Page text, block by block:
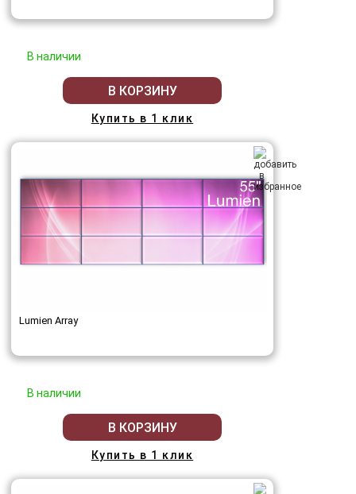
В наличии
В КОРЗИНУ
Купить в 1 клик
Lumien Array
В наличии
В КОРЗИНУ
Купить в 1 клик